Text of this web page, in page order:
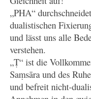
„PHA“
dualistischen
und lässt uns alle
verstehen.
„Ṭ“ ist die
Saṃsāra und des
und befreit nicht-